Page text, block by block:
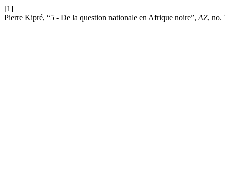
[1]
Pierre Kipré, “5 - De la question nationale en Afrique noire”, AZ, no.